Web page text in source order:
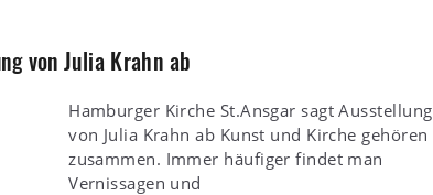
von Julia Krahn ab
Hamburger Kirche St.Ansgar sagt Ausstellung
von Julia Krahn ab Kunst und Kirche gehören
zusammen. Immer häufiger findet man
Vernissagen und